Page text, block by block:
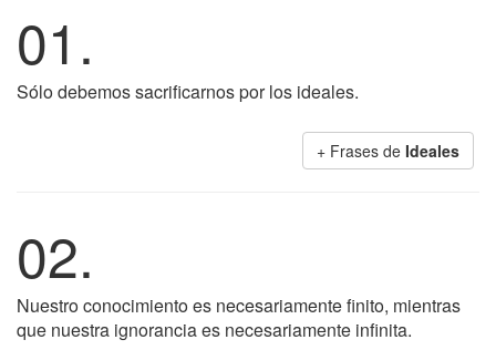
01.
Sólo debemos sacrificarnos por los ideales.
+ Frases de Ideales
02.
Nuestro conocimiento es necesariamente finito, mientras
que nuestra ignorancia es necesariamente infinita.